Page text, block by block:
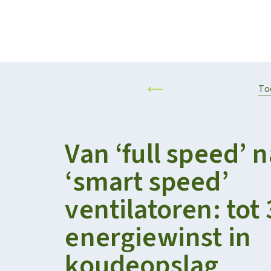
Van ‘full speed’
‘smart speed’
ventilatoren: tot
energiewinst in